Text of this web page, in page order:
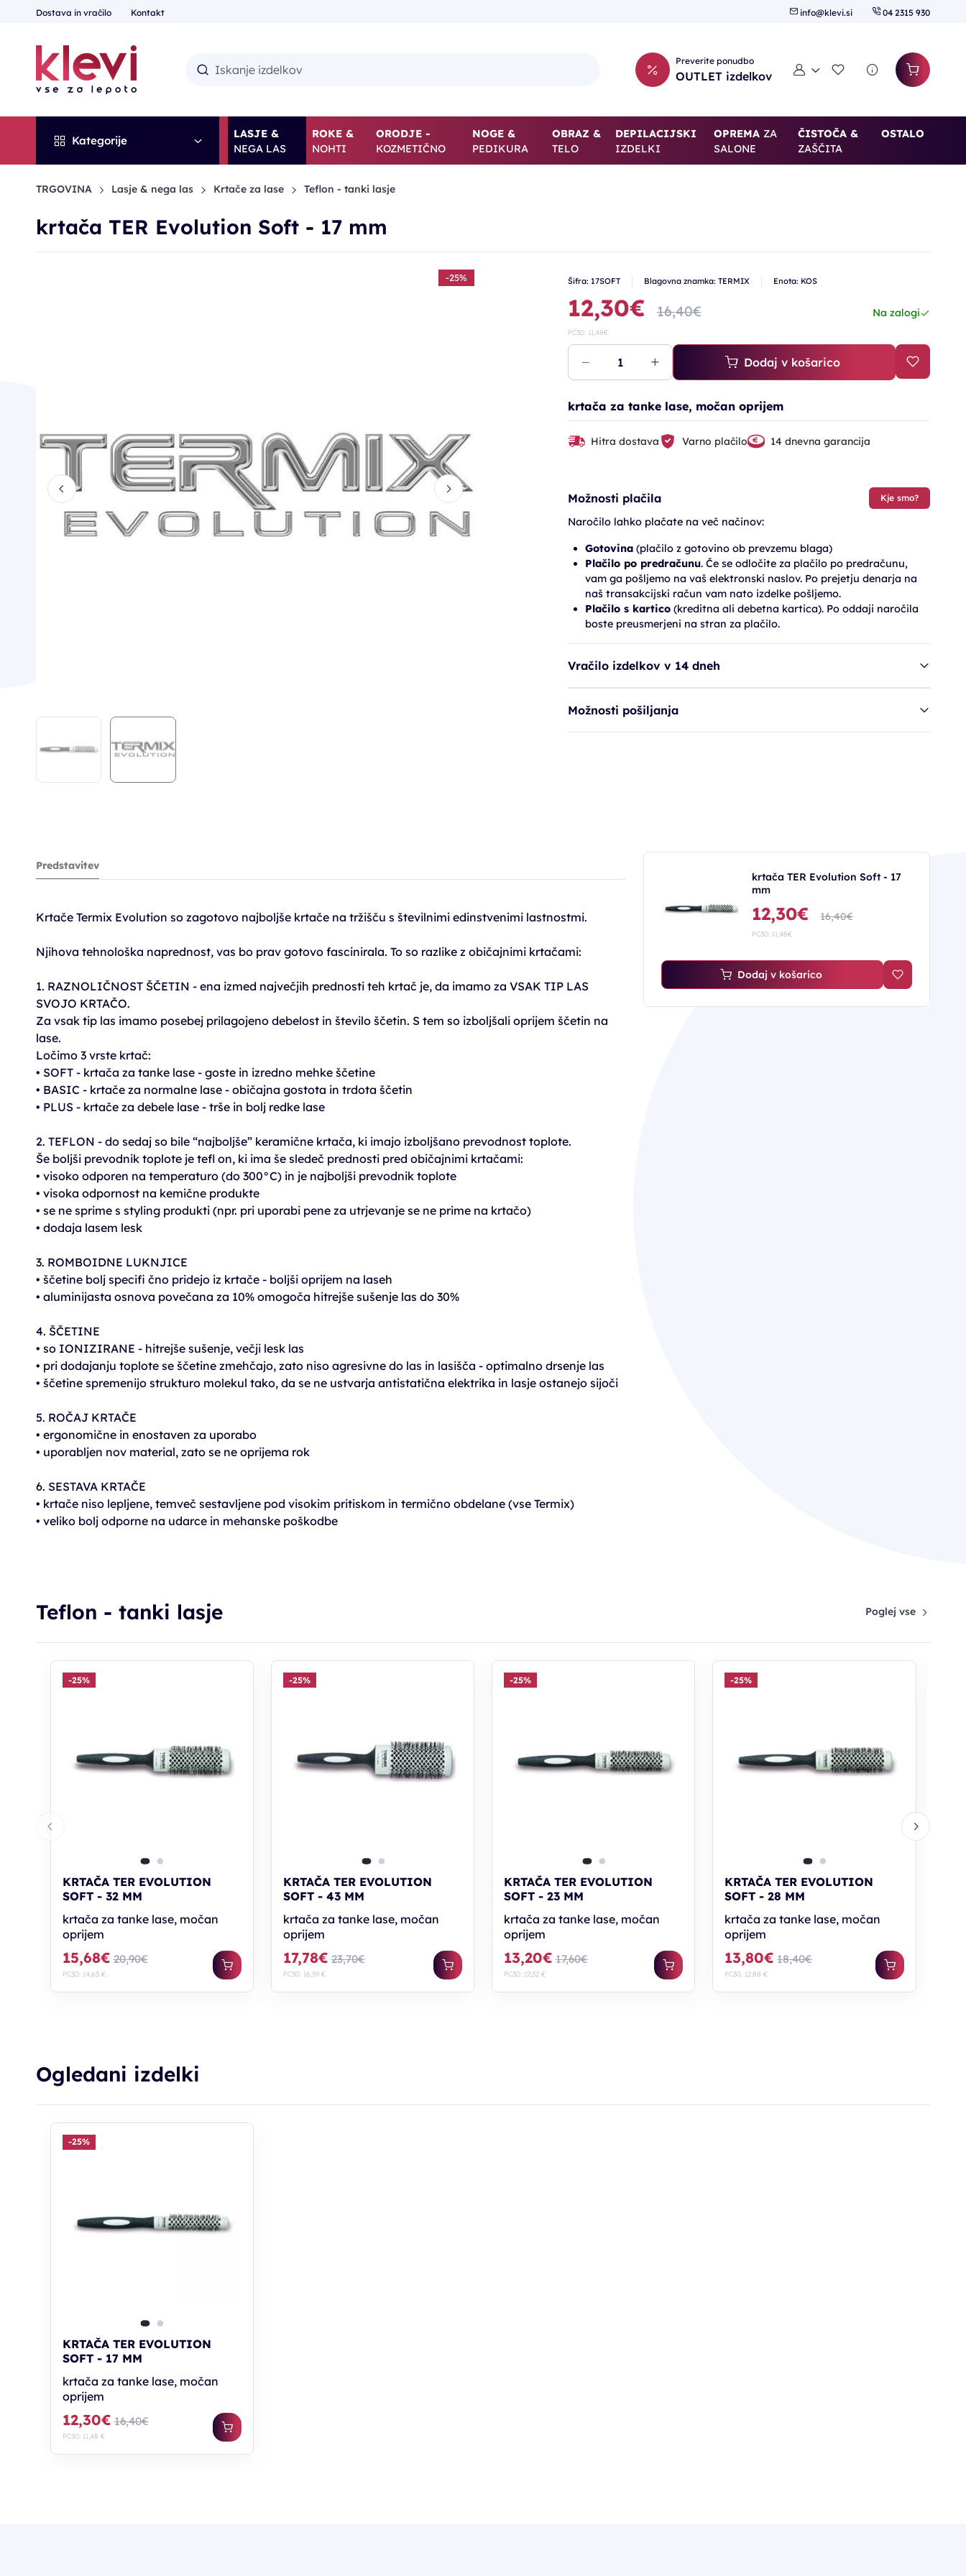
Dostava in vračilo Kontakt info@klevi.si 04 2315 930
Preverite ponudbo
OUTLET izdelkov Moj računSeznam želja
Kategorije
LASJE &
NEGA LAS
ROKE &
NOHTI
ORODJE -
KOZMETIČNO
NOGE &
PEDIKURA
OBRAZ &
TELO
DEPILACIJSKI
IZDELKI
OPREMAZA
SALONE
ČISTOČA &
ZAŠČITA
OSTALO
TRGOVINA Lasje & nega las Krtače za lase Teflon - tanki lasje
krtača TER Evolution Soft - 17 mm
-25% Šifra: 17SOFT Blagovna znamka: TERMIX Enota: KOS
12,30€ 16,40€ Na zalogi
PC30: 11,48€
Dodaj v košarico
krtača za tanke lase, močan oprijem
Hitra dostava Varno plačilo 14 dnevna garancija
Možnosti plačila Kje smo?
Naročilo lahko plačate na več načinov:
Gotovina(plačilo z gotovino ob prevzemu blaga)
Plačilo po predračunu. Če se odločite za plačilo po predračunu,
vam ga pošljemo na vaš elektronski naslov. Po prejetju denarja na
naš transakcijski račun vam nato izdelke pošljemo.
Plačilo s kartico(kreditna ali debetna kartica). Po oddaji naročila
boste preusmerjeni na stran za plačilo.
Vračilo izdelkov v 14 dneh
Možnosti pošiljanja
Predstavitev
Krtače Termix Evolution so zagotovo najboljše krtače na tržišču s številnimi edinstvenimi lastnostmi.
Njihova tehnološka naprednost, vas bo prav gotovo fascinirala. To so razlike z običajnimi krtačami:
1. RAZNOLIČNOST ŠČETIN - ena izmed največjih prednosti teh krtač je, da imamo za VSAK TIP LAS
SVOJO KRTAČO.
Za vsak tip las imamo posebej prilagojeno debelost in število ščetin. S tem so izboljšali oprijem ščetin na
lase.
Ločimo 3 vrste krtač:
• SOFT - krtača za tanke lase - goste in izredno mehke ščetine
• BASIC - krtače za normalne lase - običajna gostota in trdota ščetin
• PLUS - krtače za debele lase - trše in bolj redke lase
2. TEFLON - do sedaj so bile “najboljše” keramične krtača, ki imajo izboljšano prevodnost toplote.
Še boljši prevodnik toplote je tefl on, ki ima še sledeč prednosti pred običajnimi krtačami:
• visoko odporen na temperaturo (do 300°C) in je najboljši prevodnik toplote
• visoka odpornost na kemične produkte
• se ne sprime s styling produkti (npr. pri uporabi pene za utrjevanje se ne prime na krtačo)
• dodaja lasem lesk
3. ROMBOIDNE LUKNJICE
• ščetine bolj specifi čno pridejo iz krtače - boljši oprijem na laseh
• aluminijasta osnova povečana za 10% omogoča hitrejše sušenje las do 30%
4. ŠČETINE
• so IONIZIRANE - hitrejše sušenje, večji lesk las
• pri dodajanju toplote se ščetine zmehčajo, zato niso agresivne do las in lasišča - optimalno drsenje las
• ščetine spremenijo strukturo molekul tako, da se ne ustvarja antistatična elektrika in lasje ostanejo sijoči
5. ROČAJ KRTAČE
• ergonomične in enostaven za uporabo
• uporabljen nov material, zato se ne oprijema rok
6. SESTAVA KRTAČE
• krtače niso lepljene, temveč sestavljene pod visokim pritiskom in termično obdelane (vse Termix)
• veliko bolj odporne na udarce in mehanske poškodbe
krtača TER Evolution Soft - 17
mm
12,30€ 16,40€
PC30: 11,48€
Dodaj v košarico
Teflon - tanki lasje Poglej vse
-25%
KRTAČA TER EVOLUTION
SOFT - 32 MM
krtača za tanke lase, močan
oprijem
15,68€ 20,90€
PC30: 14,63 €
-25%
KRTAČA TER EVOLUTION
SOFT - 43 MM
krtača za tanke lase, močan
oprijem
17,78€ 23,70€
PC30: 16,59 €
-25%
KRTAČA TER EVOLUTION
SOFT - 23 MM
krtača za tanke lase, močan
oprijem
13,20€ 17,60€
PC30: 12,32 €
-25%
KRTAČA TER EVOLUTION
SOFT - 28 MM
krtača za tanke lase, močan
oprijem
13,80€ 18,40€
PC30: 12,88 €
Ogledani izdelki
-25%
KRTAČA TER EVOLUTION
SOFT - 17 MM
krtača za tanke lase, močan
oprijem
12,30€ 16,40€
PC30: 11,48 €